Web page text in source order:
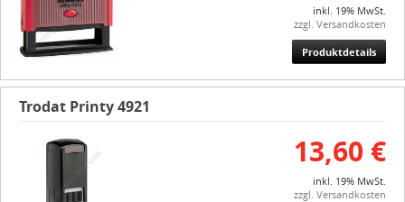
inkl. 19% MwSt.
zzgl. Versandkosten
Produktdetails
Trodat Printy 4921
13,60 €
inkl. 19% MwSt.
zzgl. Versandkosten